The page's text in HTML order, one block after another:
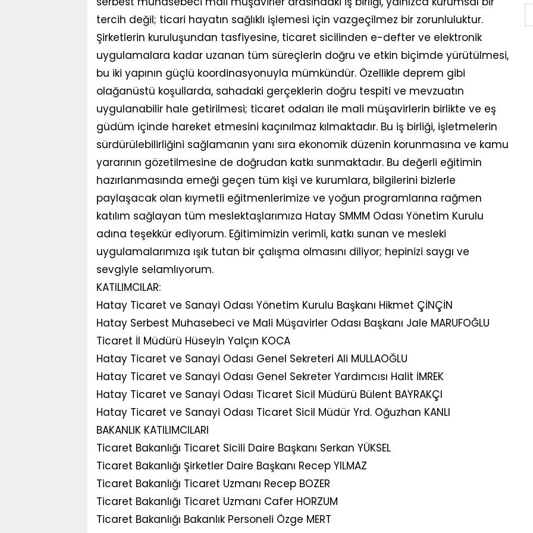
tercih değil; ticari hayatın sağlıklı işlemesi için vazgeçilmez bir zorunluluktur.
Şirketlerin kuruluşundan tasfiyesine, ticaret sicilinden e-defter ve elektronik
uygulamalara kadar uzanan tüm süreçlerin doğru ve etkin biçimde yürütülmesi,
bu iki yapının güçlü koordinasyonuyla mümkündür. Özellikle deprem gibi
olağanüstü koşullarda, sahadaki gerçeklerin doğru tespiti ve mevzuatın
uygulanabilir hale getirilmesi; ticaret odaları ile mali müşavirlerin birlikte ve eş
güdüm içinde hareket etmesini kaçınılmaz kılmaktadır. Bu iş birliği, işletmelerin
sürdürülebilirliğini sağlamanın yanı sıra ekonomik düzenin korunmasına ve kamu
yararının gözetilmesine de doğrudan katkı sunmaktadır. Bu değerli eğitimin
hazırlanmasında emeği geçen tüm kişi ve kurumlara, bilgilerini bizlerle
paylaşacak olan kıymetli eğitmenlerimize ve yoğun programlarına rağmen
katılım sağlayan tüm meslektaşlarımıza Hatay SMMM Odası Yönetim Kurulu
adına teşekkür ediyorum. Eğitimimizin verimli, katkı sunan ve mesleki
uygulamalarımıza ışık tutan bir çalışma olmasını diliyor; hepinizi saygı ve
sevgiyle selamlıyorum.
KATILIMCILAR:
Hatay Ticaret ve Sanayi Odası Yönetim Kurulu Başkanı Hikmet ÇİNÇİN
Hatay Serbest Muhasebeci ve Mali Müşavirler Odası Başkanı Jale MARUFOĞLU
Ticaret İl Müdürü Hüseyin Yalçın KOCA
Hatay Ticaret ve Sanayi Odası Genel Sekreteri Ali MULLAOĞLU
Hatay Ticaret ve Sanayi Odası Genel Sekreter Yardımcısı Halit İMREK
Hatay Ticaret ve Sanayi Odası Ticaret Sicil Müdürü Bülent BAYRAKÇI
Hatay Ticaret ve Sanayi Odası Ticaret Sicil Müdür Yrd. Oğuzhan KANLI
BAKANLIK KATILIMCILARI
Ticaret Bakanlığı Ticaret Sicili Daire Başkanı Serkan YÜKSEL
Ticaret Bakanlığı Şirketler Daire Başkanı Recep YILMAZ
Ticaret Bakanlığı Ticaret Uzmanı Recep BOZER
Ticaret Bakanlığı Ticaret Uzmanı Cafer HORZUM
Ticaret Bakanlığı Bakanlık Personeli Özge MERT